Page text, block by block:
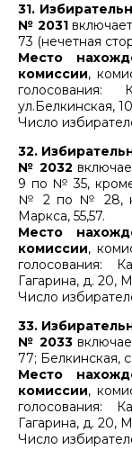
31.
№ 2031
73 (нечетная
Место
комиссии,
голосования:
ул.Белкинская,
Число
32.
№ 2032
9 по № 35, кроме
№ 2 по № 28,
Маркса, 55,57.
Место
комиссии,
голосования:
Гагарина, д.
Число
33.
№ 2033
77;
Место
комиссии,
голосования:
Гагарина, д.
Число